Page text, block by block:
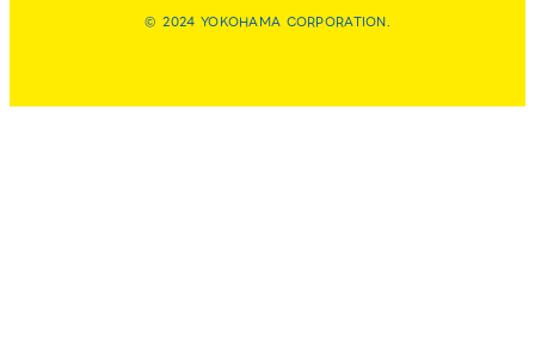
© 2024 YOKOHAMA CORPORATION.